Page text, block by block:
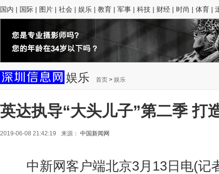
国内 | 国际 | 图片 | 社会 | 娱乐 | 教育 | 军事 | 科技 | 财经 | 时尚 | 体育 |
娱乐 首页 > 娱乐
英达执导“大头儿子”第二季 打
2019-06-08 21:42:19 来源： 中国新闻网
中新网客户端北京3月13日电(记